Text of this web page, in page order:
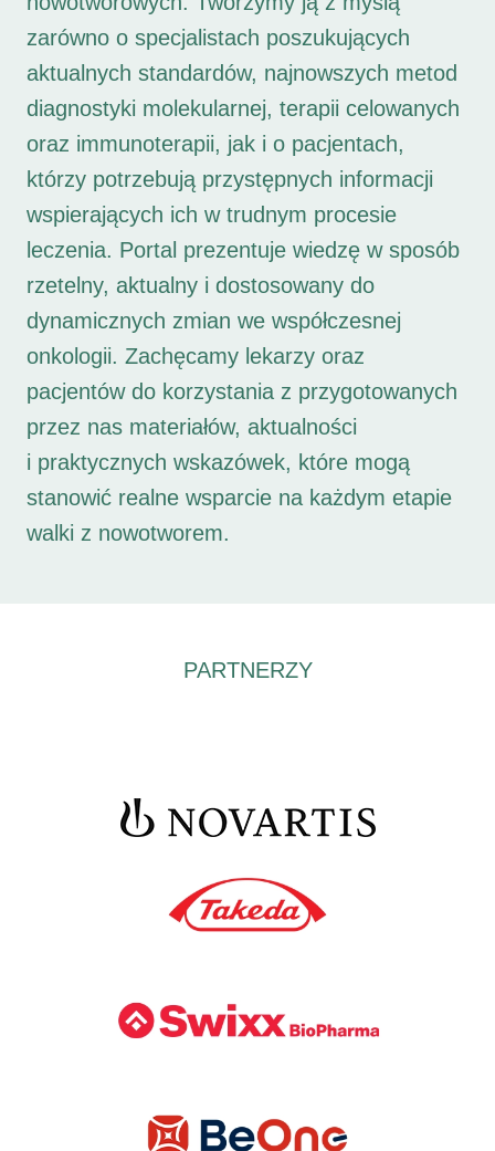
zarówno o specjalistach poszukujących
aktualnych standardów, najnowszych metod
diagnostyki molekularnej, terapii celowanych
oraz immunoterapii, jak i o pacjentach,
którzy potrzebują przystępnych informacji
wspierających ich w trudnym procesie
leczenia. Portal prezentuje wiedzę w sposób
rzetelny, aktualny i dostosowany do
dynamicznych zmian we współczesnej
onkologii. Zachęcamy lekarzy oraz
pacjentów do korzystania z przygotowanych
przez nas materiałów, aktualności
i praktycznych wskazówek, które mogą
stanowić realne wsparcie na każdym etapie
walki z nowotworem.
PARTNERZY